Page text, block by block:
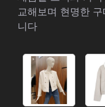
교해보며 현명한
니다